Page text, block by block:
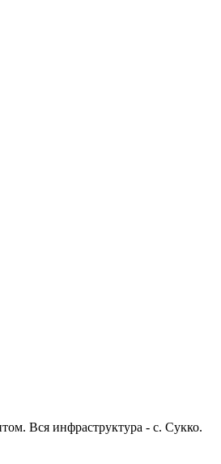
Вся инфраструктура - с. Сукко.